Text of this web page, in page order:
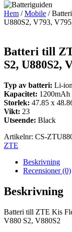
Hem /Mobile /
U880S2, V793,
Batteri till
S2, U880S2,
Typ av batteri: Li-ion
Kapacitet: 1200mAh
Storlek: 47.85 x
Vikt: 23
Utseende: Black
Artikelnr: CS-
ZTE
Beskrivning
Recensioner (0)
Beskrivning
Batteri till ZTE Kis
V880 S2, V880S2